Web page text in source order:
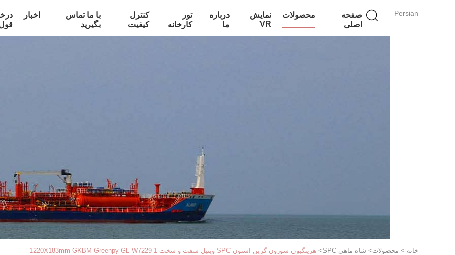
Persian
صفحه
اصلی
محصولات
نمایش
VR
درباره
ما
تور
کارخانه
کنترل
کیفیت
با ما تماس
بگیرید
اخبار
خانه > محصولات> شاه ماهی SPC > هرینگبون شورون گرین استون SPC وینیل سفت و سخت 1220X183mm GKBM Greenpy GL-W7229-1